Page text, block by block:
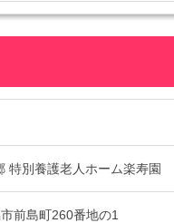
特別養護老人ホーム楽寿園
前島町260番地の1